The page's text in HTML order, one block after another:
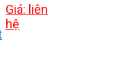
Giá: liên
hệ